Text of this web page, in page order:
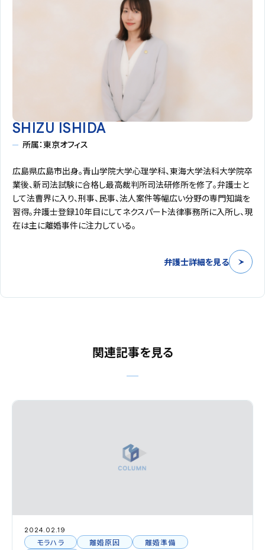
SHIZU ISHIDA
所属：東京オフィス
広島県広島市出身。青山学院大学心理学科、東海大学法科大学院卒
業後、新司法試験に合格し最高裁判所司法研修所を修了。弁護士と
して法曹界に入り、刑事、民事、法人案件等幅広い分野の専門知識を
習得。弁護士登録10年目にしてネクスパート法律事務所に入所し、現
在は主に離婚事件に注力している。
弁護士詳細を見る
関連記事を見る
2024.02.19
モラハラ
離婚原因
離婚準備